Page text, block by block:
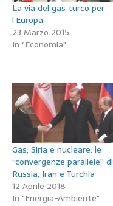
La via del gas turco per
l’Europa
23 Marzo 2015
In "Economia"
Gas, Siria e nucleare: le
“convergenze parallele” di
Russia, Iran e Turchia
12 Aprile 2018
In "Energia-Ambiente"